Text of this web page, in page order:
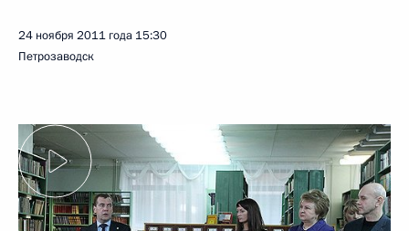
24 ноября 2011 года 15:30
Петрозаводск